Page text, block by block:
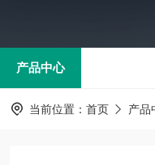
产品中心
当前位置： 首页 产品